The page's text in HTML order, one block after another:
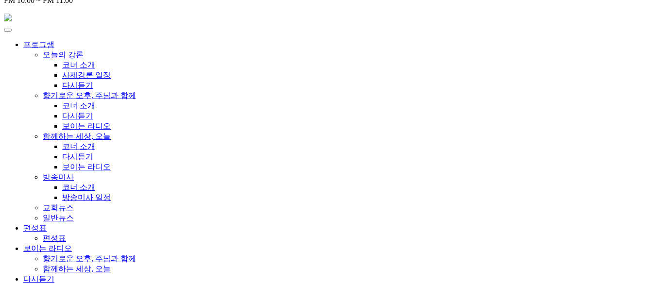
프로그램
오늘의 강론
코너 소개
사제강론 일정
다시듣기
향기로운 오후, 주님과 함께
코너 소개
다시듣기
보이는 라디오
함께하는 세상, 오늘
코너 소개
다시듣기
보이는 라디오
방송미사
코너 소개
방송미사 일정
교회뉴스
일반뉴스
편성표
편성표
보이는 라디오
향기로운 오후, 주님과 함께
함께하는 세상, 오늘
다시듣기